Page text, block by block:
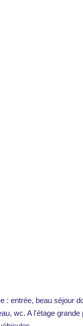
entrée, beau séjour
wc. A l'étage